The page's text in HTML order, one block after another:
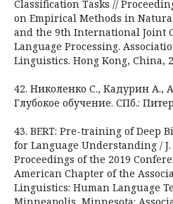
Classification Tasks //
on Empirical Methods in
and the 9th International Joint
Language Processing.
Linguistics. Hong Kong, China,
42. Николенко С., Кадурин А.,
Глубокое обучение. СПб.:
43. BERT: Pre-training of Deep
for Language Understanding /
Proceedings of the 2019
American Chapter of the
Linguistics: Human Language